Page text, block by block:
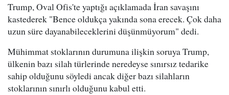
Trump, Oval Ofis'te yaptığı açıklamada İran savaşını
kastederek "Bence oldukça yakında sona erecek. Çok daha
uzun süre dayanabileceklerini düşünmüyorum" dedi.
Mühimmat stoklarının durumuna ilişkin soruya Trump,
ülkenin bazı silah türlerinde neredeyse sınırsız tedarike
sahip olduğunu söyledi ancak diğer bazı silahların
stoklarının sınırlı olduğunu kabul etti.